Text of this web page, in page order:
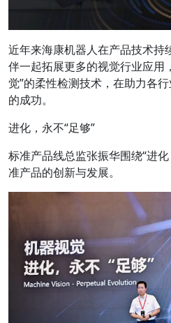
近年来海康机器人在产品技术持
伴一起拓展更多的视觉行业应用
觉”的柔性检测技术，在助力各
的成功。
进化，永不“足够”
标准产品线总监张振华围绕“进
准产品的创新与发展。